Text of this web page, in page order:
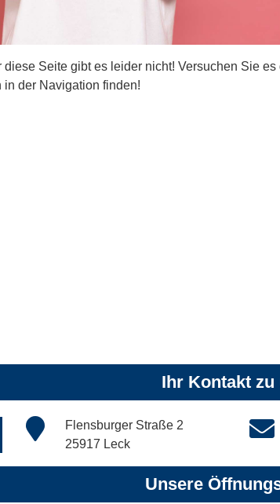
Seite gibt es leider nicht! Versuchen Sie es
der Navigation finden!
Ihr Kontakt zu
Flensburger Straße 2
25917 Leck
Unsere